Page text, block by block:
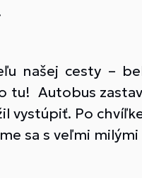
našej cesty –
tu! Autobus
vystúpiť. Po
sa s veľmi